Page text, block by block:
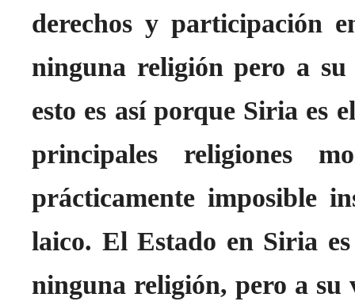
derechos y participación
ninguna religión pero a su
esto es así porque Siria es
principales religiones
prácticamente imposible
laico. El Estado en Siria
ninguna religión, pero a su